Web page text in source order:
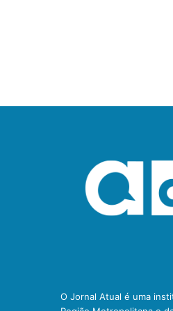
O Jornal Atual é uma